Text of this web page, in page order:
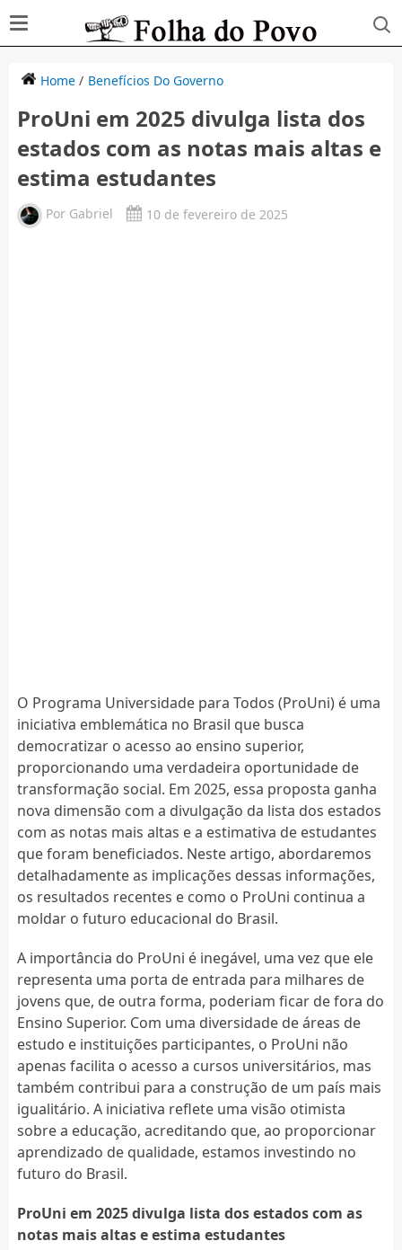
Home/ Benefícios Do Governo
ProUni em 2025 divulga lista dos
estados com as notas mais altas e
estima estudantes
Por Gabriel 10 de fevereiro de 2025
O Programa Universidade para Todos (ProUni) é uma
iniciativa emblemática no Brasil que busca
democratizar o acesso ao ensino superior,
proporcionando uma verdadeira oportunidade de
transformação social. Em 2025, essa proposta ganha
nova dimensão com a divulgação da lista dos estados
com as notas mais altas e a estimativa de estudantes
que foram beneficiados. Neste artigo, abordaremos
detalhadamente as implicações dessas informações,
os resultados recentes e como o ProUni continua a
moldar o futuro educacional do Brasil.
A importância do ProUni é inegável, uma vez que ele
representa uma porta de entrada para milhares de
jovens que, de outra forma, poderiam ficar de fora do
Ensino Superior. Com uma diversidade de áreas de
estudo e instituições participantes, o ProUni não
apenas facilita o acesso a cursos universitários, mas
também contribui para a construção de um país mais
igualitário. A iniciativa reflete uma visão otimista
sobre a educação, acreditando que, ao proporcionar
aprendizado de qualidade, estamos investindo no
futuro do Brasil.
ProUni em 2025 divulga lista dos estados com as
notas mais altas e estima estudantes